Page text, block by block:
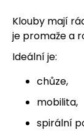
Klouby mají
je promaže a
Ideální je:
chůze,
mobilita,
spirální